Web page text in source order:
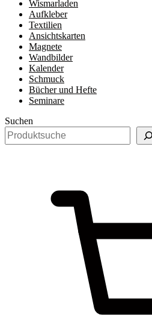
Wismarladen
Aufkleber
Textilien
Ansichtskarten
Magnete
Wandbilder
Kalender
Schmuck
Bücher und Hefte
Seminare
Suchen